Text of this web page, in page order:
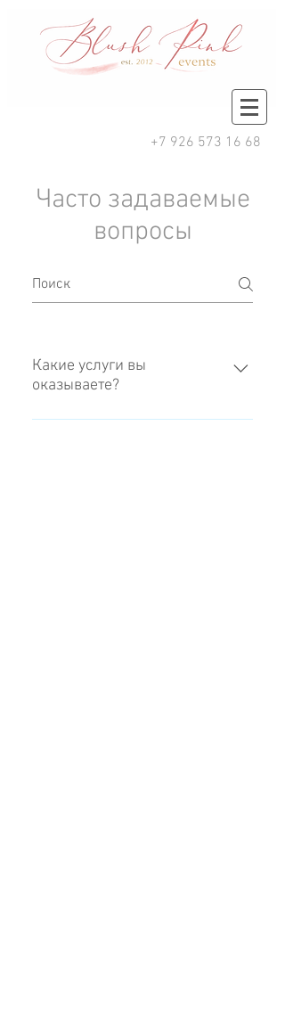
+7 926 573 16 68
Часто задаваемые
вопросы
Какие услуги вы
оказываете?
Мы оказываем